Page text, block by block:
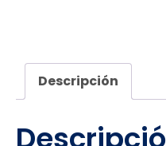
Descripción